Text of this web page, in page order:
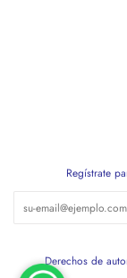
Regístrate
Derechos de